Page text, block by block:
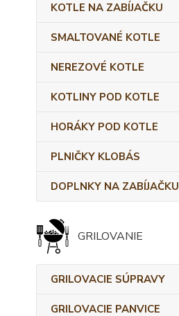
KOTLE NA ZABÍJAČKU
SMALTOVANÉ KOTLE
NEREZOVÉ KOTLE
KOTLINY POD KOTLE
HORÁKY POD KOTLE
PLNIČKY KLOBÁS
DOPLNKY NA ZABÍJAČKU
GRILOVANIE
GRILOVACIE SÚPRAVY
GRILOVACIE PANVICE